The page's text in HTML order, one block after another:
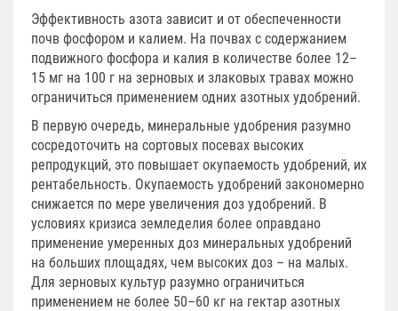
Эффективность азота зависит и от обеспеченности
почв фосфором и калием. На почвах с содержанием
подвижного фосфора и калия в количестве более 12–
15 мг на 100 г на зерновых и злаковых травах можно
ограничиться применением одних азотных удобрений.
В первую очередь, минеральные удобрения разумно
сосредоточить на сортовых посевах высоких
репродукций, это повышает окупаемость удобрений, их
рентабельность. Окупаемость удобрений закономерно
снижается по мере увеличения доз удобрений. В
условиях кризиса земледелия более оправдано
применение умеренных доз минеральных удобрений
на больших площадях, чем высоких доз – на малых.
Для зерновых культур разумно ограничиться
применением не более 50–60 кг на гектар азотных